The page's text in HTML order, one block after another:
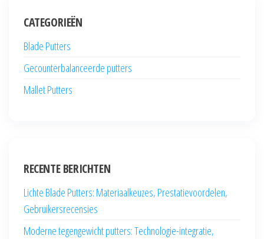
CATEGORIEËN
Blade Putters
Gecounterbalanceerde putters
Mallet Putters
RECENTE BERICHTEN
Lichte Blade Putters: Materiaalkeuzes, Prestatievoordelen,
Gebruikersrecensies
Moderne tegengewicht putters: Technologie-integratie,